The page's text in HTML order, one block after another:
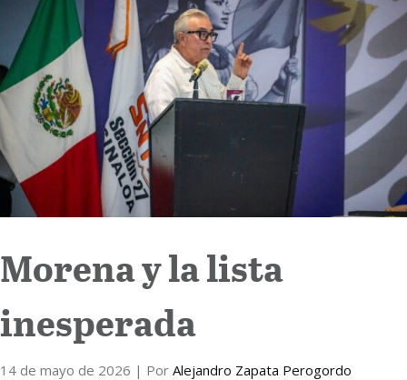
Colaboradores
Internacional
Cultura
Morena y la lista
inesperada
14 de mayo de 2026 | Por Alejandro Zapata Perogordo